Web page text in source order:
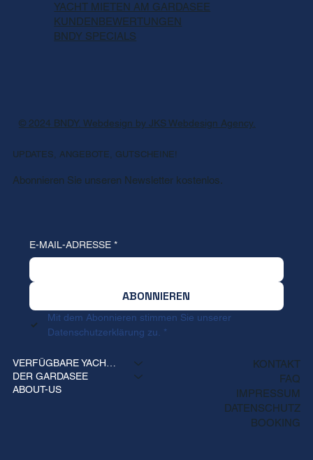
© 2024 BNDY. Webdesign by JKS Webdesign Agency.
YACHT MIETEN AM GARDASEE
KUNDENBEWERTUNGEN
BNDY SPECIALS
UPDATES, ANGEBOTE, GUTSCHEINE!
Abonnieren Sie unseren Newsletter kostenlos.
E-MAIL-ADRESSE *
ABONNIEREN
Mit dem Abonnieren stimmen Sie unserer
Datenschutzerklärung zu.
*
DER GARDASEE
ABOUT-US
KONTAKT
FAQ
IMPRESSUM
DATENSCHUTZ
BOOKING